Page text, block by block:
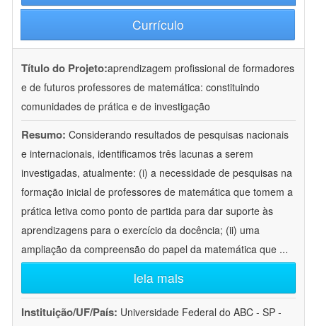
Currículo
Título do Projeto:aprendizagem profissional de formadores
e de futuros professores de matemática: constituindo
comunidades de prática e de investigação
Resumo: Considerando resultados de pesquisas nacionais
e internacionais, identificamos três lacunas a serem
investigadas, atualmente: (i) a necessidade de pesquisas na
formação inicial de professores de matemática que tomem a
prática letiva como ponto de partida para dar suporte às
aprendizagens para o exercício da docência; (ii) uma
ampliação da compreensão do papel da matemática que ...
leia mais
Instituição/UF/País: Universidade Federal do ABC - SP -